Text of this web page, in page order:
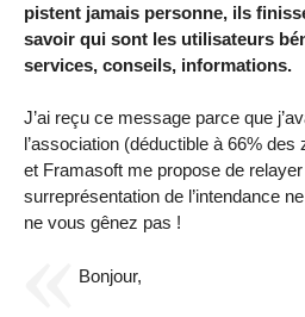
pistent jamais personne, ils
savoir qui sont les utilisateurs
services, conseils, informations.
J’ai reçu ce message parce que
l’association (déductible à 66% des
et Framasoft me propose de
surreprésentation de l’intendance
ne vous gênez pas !
Bonjour,